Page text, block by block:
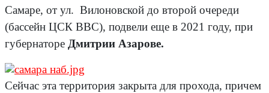
Самаре, от ул. Вилоновской до второй очереди
(бассейн ЦСК ВВС), подвели еще в 2021 году, при
губернаторе Дмитрии Азарове.
Сейчас эта территория закрыта для прохода, причем